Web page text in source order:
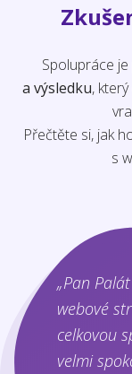
Spolupráce
a výsledku,
Přečtěte si, jak
s
„Pan
webové
celkovou
velmi